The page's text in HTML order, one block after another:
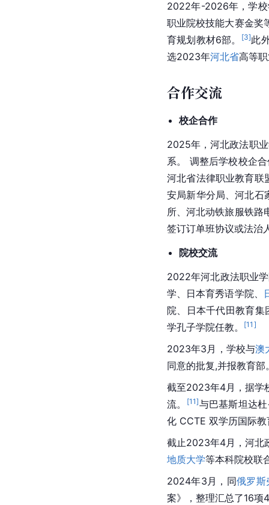
2022年-2026年，学
职业院校技能大赛金奖
育规划教材6部。
[3]此
选2023年河北省高等
合作交流
校企合作
2025年，河北政法职
系。 调整后学校校企
河北省法律职业教育联
安局新华分局、河北石
所、河北动铁旅服铁路
签订订单班协议或法治
院校交流
2022年河北政法职业
学、日本育秀语学院、
院、日本千代田教育集
学孔子学院任教。
[11 ]
2023年3月，学校与澳
同意的批复,并报教育
截至2023年4月，据学
流。
[11]与巴基斯坦达
化 CCTE 双学历国际
截止2023年4月，河北
地质大学等本科院校联
2024年3月，同俄罗斯
案》，整理汇总了16